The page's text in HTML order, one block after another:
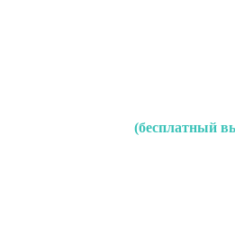
(бесплатный